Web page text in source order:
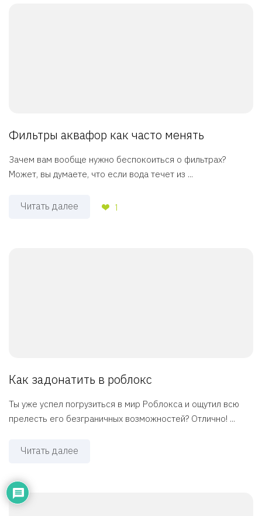
Фильтры аквафор как часто менять
Зачем вам вообще нужно беспокоиться о фильтрах?
Может, вы думаете, что если вода течет из ...
Читать далее 1
Как задонатить в роблокс
Ты уже успел погрузиться в мир Роблокса и ощутил всю
прелесть его безграничных возможностей? Отлично! ...
Читать далее